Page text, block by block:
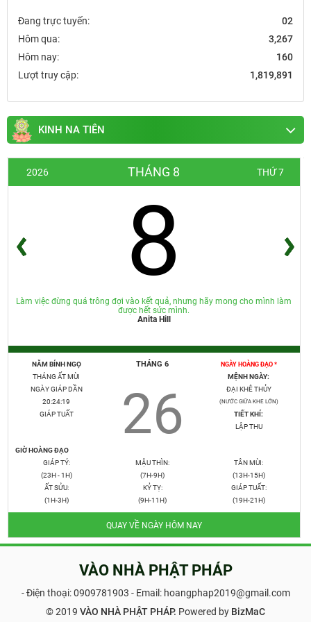
Đang trực tuyến:
02
Hôm qua:
3,267
Hôm nay:
160
Lượt truy cập:
1,819,891
KINH NA TIÊN
2026 THÁNG 8 THỨ 7
8
Làm việc đừng quá trông đợi vào kết quả, nhưng hãy mong cho mình làm
được hết sức mình.
Anita Hill
NĂM BÍNH NGỌ
THÁNG ẤT MÙI
NGÀY GIÁP DẦN
20:24:20
GIÁP TUẤT
THÁNG 6
26
NGÀY HOÀNG ĐẠO *
MỆNH NGÀY:
ĐẠI KHÊ THỦY
(NƯỚC GIỮA KHE LỚN)
TIẾT KHÍ:
LẬP THU
GIỜ HOÀNG ĐẠO
GIÁP TÝ:
(23H - 1H)
ẤT SỬU:
(1H-3H)
MẬU THÌN:
(7H-9H)
KỶ TỴ:
(9H-11H)
TÂN MÙI:
(13H-15H)
GIÁP TUẤT:
(19H-21H)
QUAY VỀ NGÀY HÔM NAY
VÀO NHÀ PHẬT PHÁP
- Điện thoại:0909781903 - Email: hoangphap2019@gmail.com
© 2019 VÀO NHÀ PHẬT PHÁP. Powered by BizMaC